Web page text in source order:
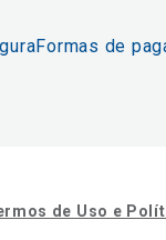
Formas de
de Uso e